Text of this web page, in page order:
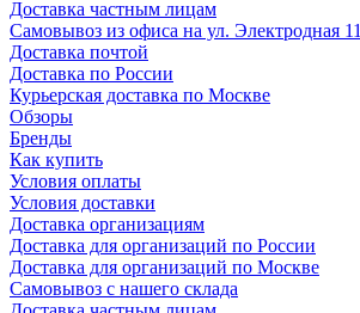
Доставка частным лицам
Самовывоз из офиса на ул. Электродная 11
Доставка почтой
Доставка по России
Курьерская доставка по Москве
Обзоры
Бренды
Как купить
Условия оплаты
Условия доставки
Доставка организациям
Доставка для организаций по России
Доставка для организаций по Москве
Самовывоз с нашего склада